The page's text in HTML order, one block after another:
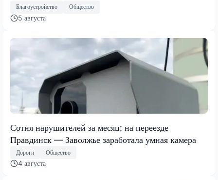
Благоустройство Общество
5 августа
Сотня нарушителей за месяц: на переезде
Правдинск — Заволжье заработала умная камера
Дороги Общество
4 августа